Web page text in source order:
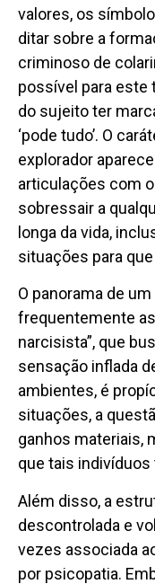
valores, os
ditar sobre a
criminoso de
possível para este
do sujeito ter
‘pode tudo’. O
explorador
articulações com
sobressair a
longa da vida,
situações para
O panorama de
frequentemente
narcisista”, que
sensação inflada
ambientes, é
situações, a
ganhos materiais,
que tais
Além disso, a
descontrolada e
vezes associada
por psicopatia.